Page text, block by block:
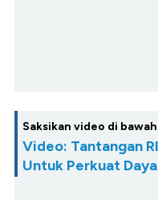
Saksikan video di
Video: Tantangan
Untuk Perkuat